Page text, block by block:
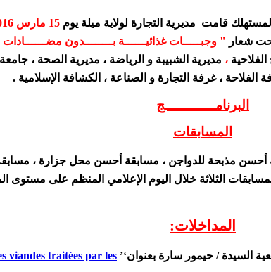
قامت مديرية التجارة لولاية ميلة يوم 15 مارس 2016
شعار
" وجبـــــات غذائيــــــة بــــــــدون مضــــــادات
، مديرية الشبيبة و الرياضة ، مديرية الصحة ،
الفلاحة ، غرفة التجارة و الصناعة ، الكشافة الإسلامية .
البرنامــــــــــــج
المسابقات
أحسن مذبحة للدواجن ، مسابقة أحسن محل جزارة ،
الثلاثة خلال اليوم الإعلامي المنظم على مستوى
المداخلات:
‘’
viandes traitées par les